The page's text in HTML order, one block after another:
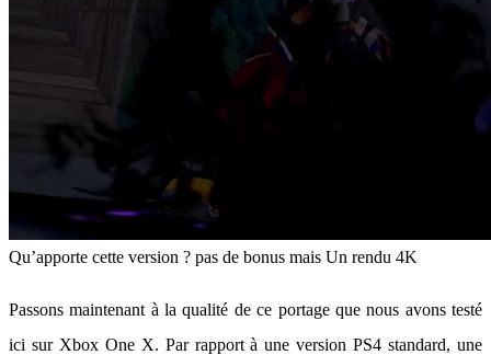
Qu’apporte cette version ? pas de bonus mais Un rendu 4K
Passons maintenant à la qualité de ce portage que nous avons testé
ici sur Xbox One X. Par rapport à une version PS4 standard, une